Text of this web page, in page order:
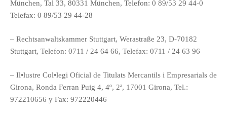
München, Tal 33, 80331 München, Telefon: 0 89/53 29 44-0
Telefax: 0 89/53 29 44-28
– Rechtsanwaltskammer Stuttgart, Werastraße 23, D-70182
Stuttgart, Telefon: 0711 / 24 64 66, Telefax: 0711 / 24 63 96
– Il•lustre Col•legi Oficial de Titulats Mercantils i Empresarials de
Girona, Ronda Ferran Puig 4, 4º, 2ª, 17001 Girona, Tel.:
972210656 y Fax: 972220446